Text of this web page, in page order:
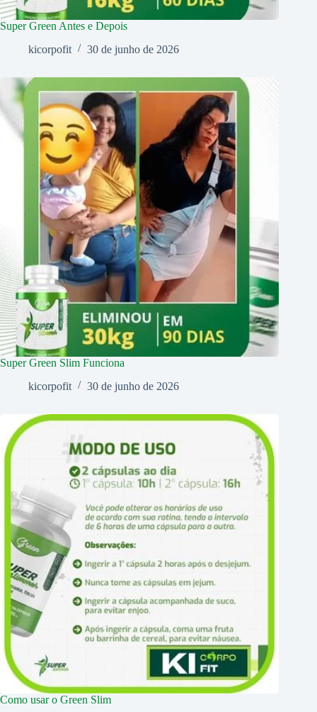
Super Green Antes e Depois
kicorpofit
30 de junho de 2026
Super Green Slim Funciona
kicorpofit
30 de junho de 2026
Como usar o Green Slim